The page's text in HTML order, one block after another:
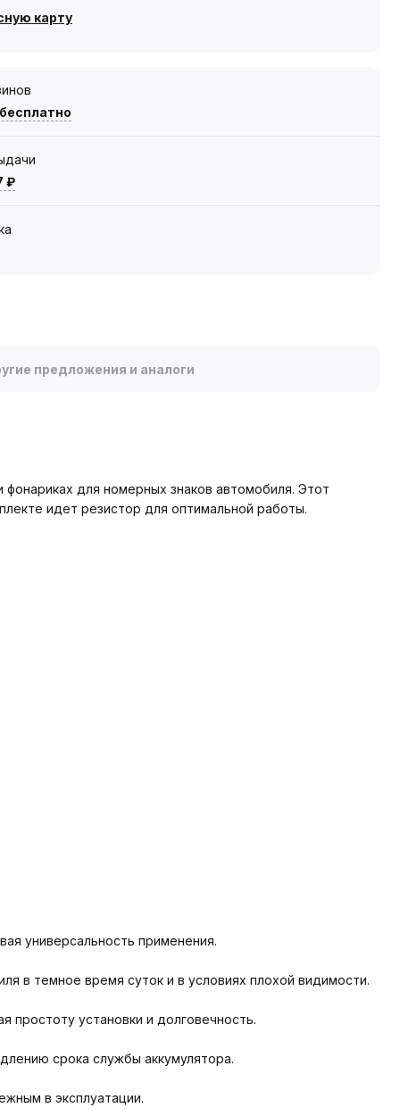
карту
₽
предложения и аналоги
для номерных знаков автомобиля. Этот
идет резистор для оптимальной работы.
универсальность применения.
в темное время суток и в условиях плохой видимости.
простоту установки и долговечность.
срока службы аккумулятора.
в эксплуатации.